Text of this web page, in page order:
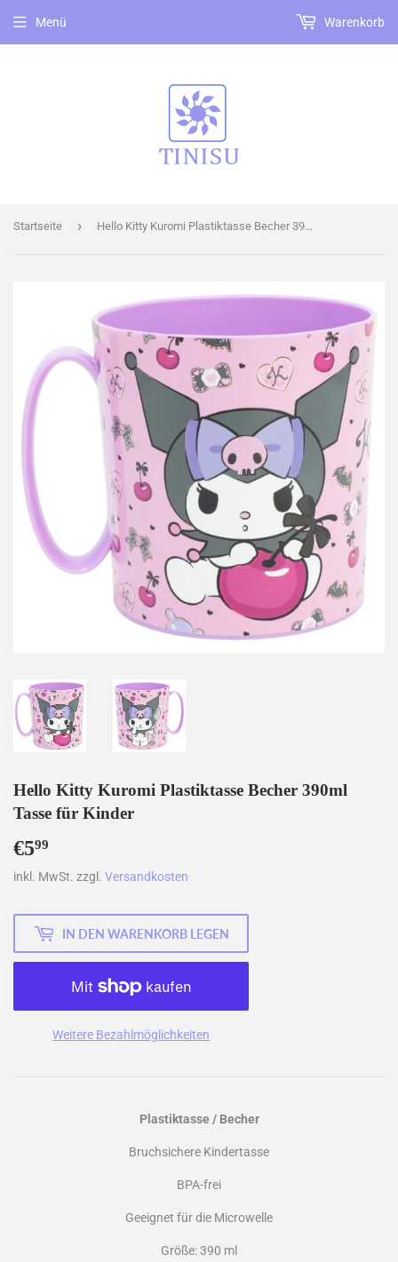
Menü Warenkorb
Startseite › Hello Kitty Kuromi Plastiktasse Becher 390ml Tasse für Kinder
Hello Kitty Kuromi Plastiktasse Becher 390ml
Tasse für Kinder
€599
inkl. MwSt. zzgl. Versandkosten
IN DEN WARENKORB LEGEN
Weitere Bezahlmöglichkeiten
Plastiktasse / Becher
Bruchsichere Kindertasse
BPA-frei
Geeignet für die Microwelle
Größe: 390 ml